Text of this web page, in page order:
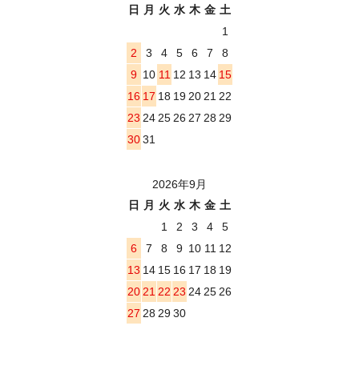
日
月 火 水 木 金 土
1
2
3 4 5 6 7
8
9 10 11 12 13 14 15
16 17 18 19 20 21 22
23 24 25 26 27 28 29
3031
2026年9月
日
月 火 水 木 金 土
1
2 3 4
5
6
7 8 9 10 11 12
13 14 15 16 17 18 19
20 21 22 23 24 25 26
27 28 2930